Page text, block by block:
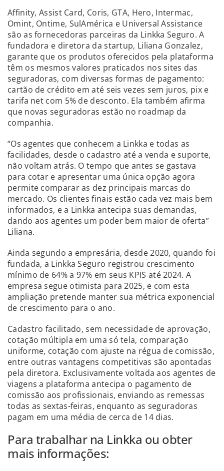
Affinity, Assist Card, Coris, GTA, Hero, Intermac,
Omint, Ontime, SulAmérica e Universal Assistance
são as fornecedoras parceiras da Linkka Seguro. A
fundadora e diretora da startup, Liliana Gonzalez,
garante que os produtos oferecidos pela plataforma
têm os mesmos valores praticados nos sites das
seguradoras, com diversas formas de pagamento:
cartão de crédito em até seis vezes sem juros, pix e
tarifa net com 5% de desconto. Ela também afirma
que novas seguradoras estão no roadmap da
companhia.
“Os agentes que conhecem a Linkka e todas as
facilidades, desde o cadastro até a venda e suporte,
não voltam atrás. O tempo que antes se gastava
para cotar e apresentar uma única opção agora
permite comparar as dez principais marcas do
mercado. Os clientes finais estão cada vez mais bem
informados, e a Linkka antecipa suas demandas,
dando aos agentes um poder bem maior de oferta”
Liliana.
Ainda segundo a empresária, desde 2020, quando foi
fundada, a Linkka Seguro registrou crescimento
mínimo de 64% a 97% em seus KPIS até 2024. A
empresa segue otimista para 2025, e com esta
ampliação pretende manter sua métrica exponencial
de crescimento para o ano.
Cadastro facilitado, sem necessidade de aprovação,
cotação múltipla em uma só tela, comparação
uniforme, cotação com ajuste na régua de comissão,
entre outras vantagens competitivas são apontadas
pela diretora. Exclusivamente voltada aos agentes de
viagens a plataforma antecipa o pagamento de
comissão aos profissionais, enviando as remessas
todas as sextas-feiras, enquanto as seguradoras
pagam em uma média de cerca de 14 dias.
Para trabalhar na Linkka ou obter
mais informações: